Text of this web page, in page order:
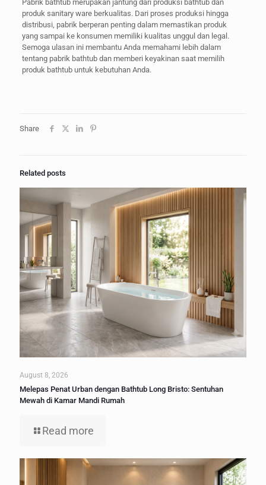
Pabrik bathtub merupakan jantung dari produksi bathtub dan
produk sanitary ware berkualitas. Dari proses produksi hingga
distribusi, pabrik berperan penting dalam memastikan produk
yang sampai ke konsumen memiliki kualitas unggul dan legal.
Semoga ulasan ini membantu Anda memahami lebih dalam
tentang pabrik bathtub dan memberi keyakinan saat memilih
produk bathtub untuk kebutuhan Anda.
Share
Related posts
August 8, 2026
Melepas Penat Urban dengan Bathtub Long Bristo: Sentuhan
Mewah di Kamar Mandi Rumah
Read more